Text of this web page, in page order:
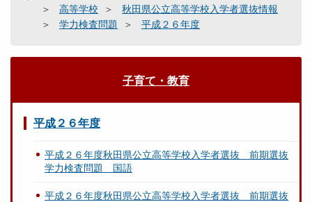
高等学校
秋田県公立高等学校入学者選抜情報
学力検査問題
平成２６年度
子育て・教育
平成２６年度
平成２６年度秋田県公立高等学校入学者選抜 前期選抜
学力検査問題 国語
平成２６年度秋田県公立高等学校入学者選抜 前期選抜